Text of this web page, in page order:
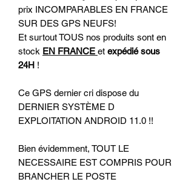
prix INCOMPARABLES EN FRANCE
SUR DES GPS NEUFS!
Et surtout TOUS nos produits sont en
stock EN FRANCE et expédié sous
24H !
Ce GPS dernier cri dispose du
DERNIER SYSTÈME D
EXPLOITATION ANDROID 11.0 !!
Bien évidemment, TOUT LE
NECESSAIRE EST COMPRIS POUR
BRANCHER LE POSTE